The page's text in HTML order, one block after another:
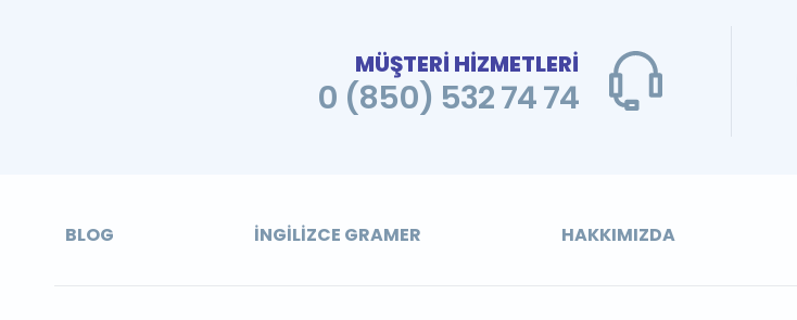
MÜŞTERİ HİZMETLERİ
0 (850) 532 74 74
BLOG İNGILIZCE GRAMER HAKKIMIZDA